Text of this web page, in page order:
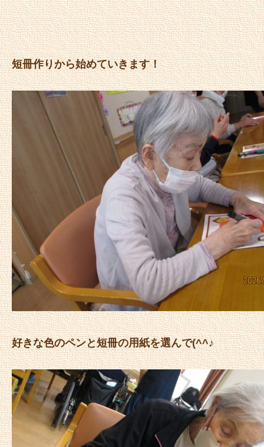
短冊作りから始めていきます！
好きな色のペンと短冊の用紙を選んで(^^♪